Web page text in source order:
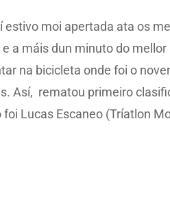
moi apertada ata os
a máis dun minuto do mellor
na bicicleta onde foi o
Así, rematou primeiro
Lucas Escaneo (Tríatlon